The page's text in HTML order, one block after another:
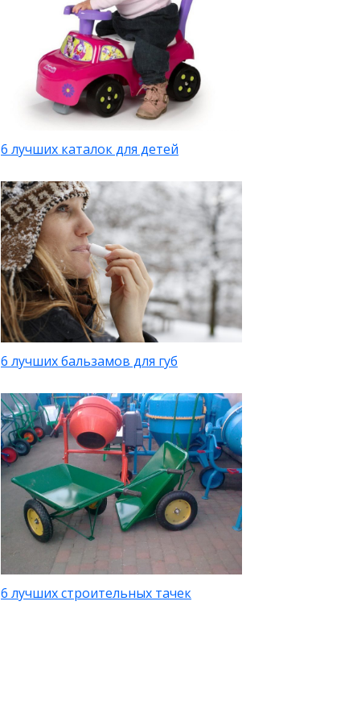
6 лучших каталок для детей
6 лучших бальзамов для губ
6 лучших строительных тачек